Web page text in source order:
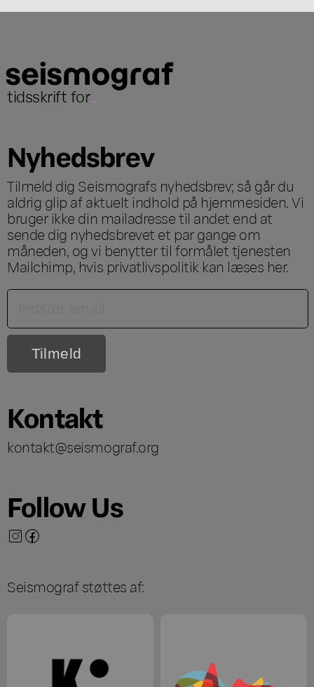
tidsskrift for...
Nyhedsbrev
Tilmeld dig Seismografs nyhedsbrev; så går du
aldrig glip af aktuelt indhold på hjemmesiden. Vi
bruger ikke din mailadresse til andet end at
sende dig nyhedsbrevet et par gange om
måneden, og vi benytter til formålet tjenesten
Mailchimp, hvis privatlivspolitik kan læses her.
Kontakt
kontakt@seismograf.org
Follow Us
Seismograf støttes af: